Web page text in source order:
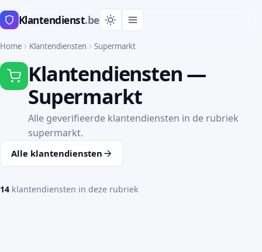
Klantendienst.be
Home Klantendiensten Supermarkt
Klantendiensten —
Supermarkt
Alle geverifieerde klantendiensten in de rubriek
supermarkt.
Alle klantendiensten
14 klantendiensten in deze rubriek